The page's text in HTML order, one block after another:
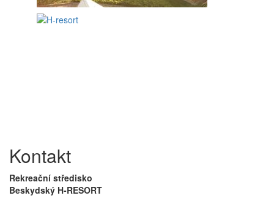
Kontakt
Rekreační středisko
Beskydský H-RESORT